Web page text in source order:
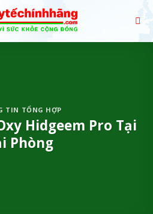
TIN TỔNG HỢP
Hidgeem Pro Tại
Phòng